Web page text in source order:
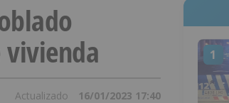
Actualizado 16/01/2023 17:40
1